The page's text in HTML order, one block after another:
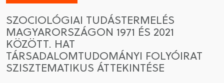
SZOCIOLÓGIAI TUDÁSTERMELÉS
MAGYARORSZÁGON 1971 ÉS 2021
KÖZÖTT. HAT
TÁRSADALOMTUDOMÁNYI FOLYÓIRAT
SZISZTEMATIKUS ÁTTEKINTÉSE